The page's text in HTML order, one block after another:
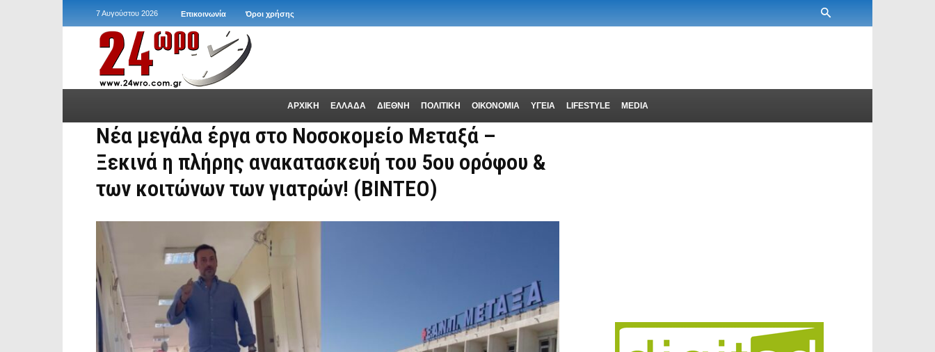
7 Αυγούστου 2026 Επικοινωνία Όροι χρήσης
ΑΡΧΙΚΗ ΕΛΛΑΔΑ ΔΙΕΘΝΗ ΠΟΛΙΤΙΚΗ ΟΙΚΟΝΟΜΙΑ ΥΓΕΙΑ LIFESTYLE MEDIA
Νέα μεγάλα έργα στο Νοσοκομείο Μεταξά –
Ξεκινά η πλήρης ανακατασκευή του 5ου ορόφου &
των κοιτώνων των γιατρών! (ΒΙΝΤΕΟ)